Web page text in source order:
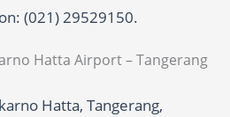
(021) 29529150.
Hatta Airport – Tangerang
Hatta, Tangerang,